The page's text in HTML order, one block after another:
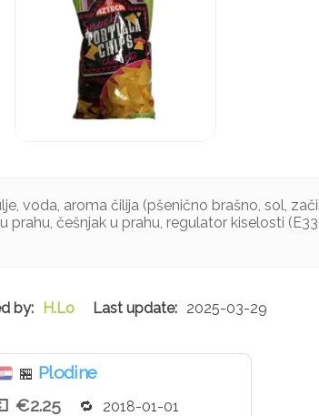
voda, aroma čilija (pšenično brašno, sol,
prahu, češnjak u prahu, regulator kiselosti
H.Lo 2025-03-29
🏪 Plodine
€2.25
2018-01-01